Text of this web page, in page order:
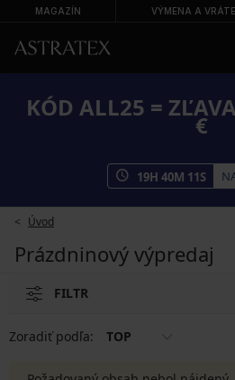
MAGAZÍN VÝMENA A
KÓD ALL25 =
€
19H 40M 10S
Úvod
Prázdninový výpredaj
FILTR
Zoradiť podľa: TOP